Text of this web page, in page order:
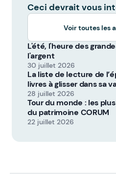
Ceci devrait vous
Voir toutes les
L'été, l'heure des
l'argent
30 juillet 2026
La liste de lecture de
livres à glisser dans sa
28 juillet 2026
Tour du monde : les
du patrimoine CORUM
22 juillet 2026